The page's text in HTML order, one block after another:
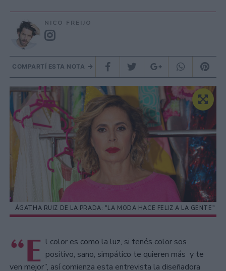
NICO FREIJO
COMPARTÍ ESTA NOTA
ÁGATHA RUIZ DE LA PRADA: "LA MODA HACE FELIZ A LA GENTE"
“E l color es como la luz, si tenés color sos
positivo, sano, simpático te quieren más y te
ven mejor”, así comienza esta entrevista la diseñadora